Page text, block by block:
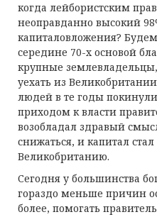
когда лейбористским
неоправданно высокий
капиталовложения?
середине 70-х основой
крупные
уехать из
людей в те годы покинули
приходом к власти
возобладал здравый
снижаться, и капитал
Великобританию.
Сегодня у большинства
гораздо меньше причин
более, помогать